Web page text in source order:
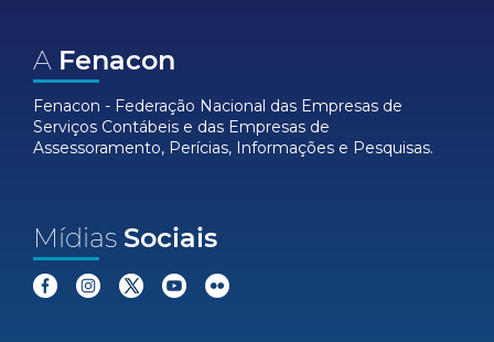
A Fenacon
Fenacon - Federação Nacional das Empresas de
Serviços Contábeis e das Empresas de
Assessoramento, Perícias, Informações e Pesquisas.
Mídias Sociais